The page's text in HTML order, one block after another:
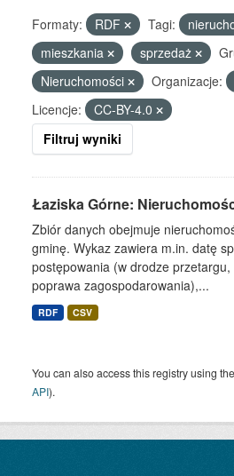
Formaty: RDF Tagi:
mieszkania
sprzedaż
Nieruchomości
Organizacje:
Licencje:
CC-BY-4.0
Filtruj wyniki
Łaziska Górne:
Zbiór danych obejmuje
gminę. Wykaz zawiera m.in. datę
postępowania (w drodze
poprawa zagospodarowania),...
RDF CSV
You can also access this registry using the
API).